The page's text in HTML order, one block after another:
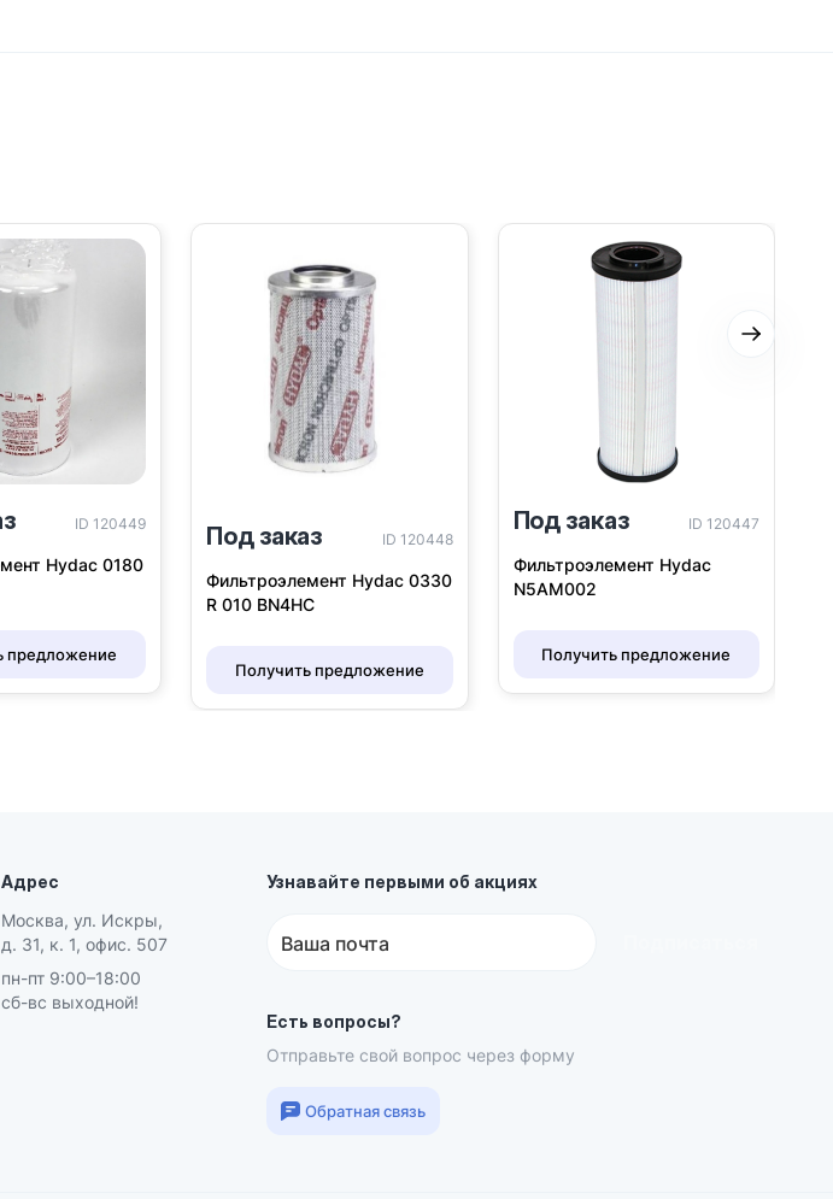
ID 120449
Hydac 0180
предложение
Под заказ ID 120448
Фильтроэлемент Hydac 0330
R 010 BN4HC
Получить предложение
Под заказ ID 120447
Фильтроэлемент Hydac
N5AM002
Получить предложение
Адрес
Москва, ул. Искры,
д. 31, к. 1, офис. 507
пн-пт 9:00–18:00
сб-вс выходной!
Узнавайте первыми об акциях
Ваша почта
Есть вопросы?
Отправьте свой вопрос через форму
Обратная связь